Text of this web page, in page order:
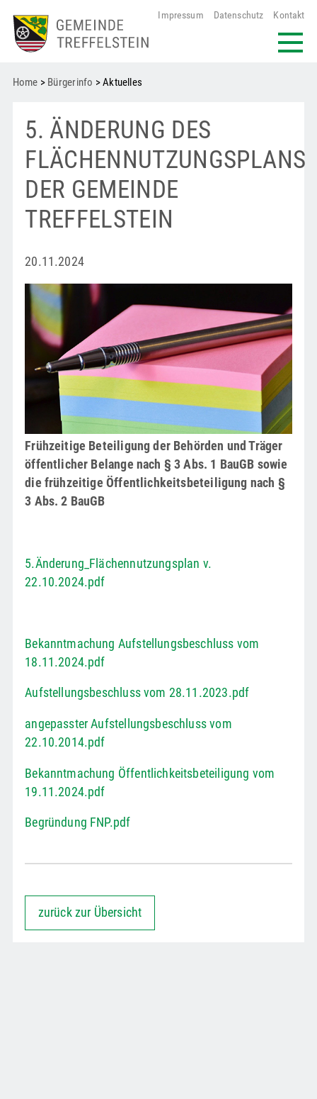
Impressum Datenschutz Kontakt
Home > Bürgerinfo > Aktuelles
5. ÄNDERUNG DES
FLÄCHENNUTZUNGSPLANS
DER GEMEINDE
TREFFELSTEIN
20.11.2024
Frühzeitige Beteiligung der Behörden und Träger
öffentlicher Belange nach § 3 Abs. 1 BauGB sowie
die frühzeitige Öffentlichkeitsbeteiligung nach §
3 Abs. 2 BauGB
5.Änderung_Flächennutzungsplan v.
22.10.2024.pdf
Bekanntmachung Aufstellungsbeschluss vom
18.11.2024.pdf
Aufstellungsbeschluss vom 28.11.2023.pdf
angepasster Aufstellungsbeschluss vom
22.10.2014.pdf
Bekanntmachung Öffentlichkeitsbeteiligung vom
19.11.2024.pdf
Begründung FNP.pdf
zurück zur Übersicht